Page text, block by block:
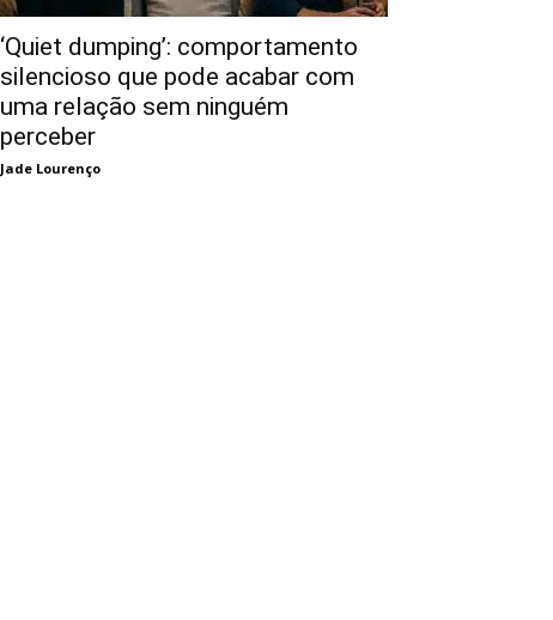
‘Quiet dumping’: comportamento
silencioso que pode acabar com
uma relação sem ninguém
perceber
Jade Lourenço